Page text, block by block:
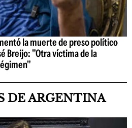
la muerte de preso político
Breijo: "Otra víctima de la
DE ARGENTINA